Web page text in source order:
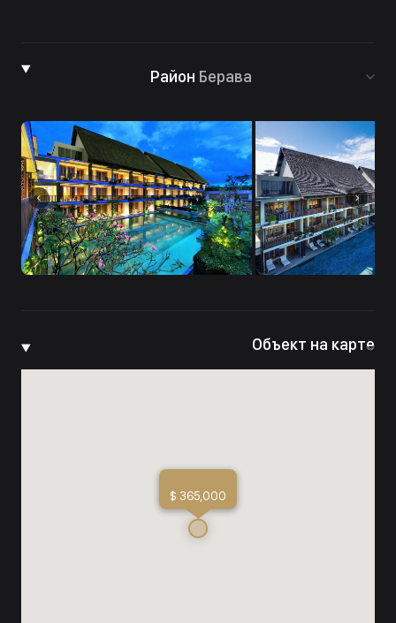
Район Берава
Объект на карте
$ 365,000